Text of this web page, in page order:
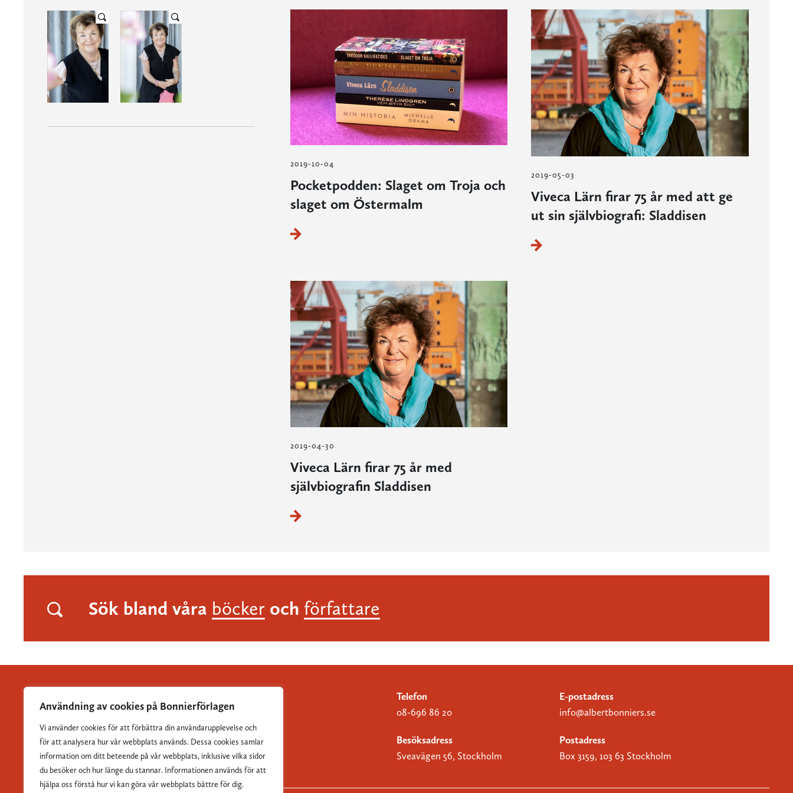
Användning av cookies på Bonnierförlagen
Vi använder cookies för att förbättra din användarupplevelse och
för att analysera hur vår webbplats används. Dessa cookies samlar
information om ditt beteende på vår webbplats, inklusive vilka sidor
du besöker och hur länge du stannar. Informationen används för att
hjälpa oss förstå hur vi kan göra vår webbplats bättre för dig.
2019-10-04
Pocketpodden: Slaget om Troja och
slaget om Östermalm
2019-05-03
Viveca Lärn firar 75 år med att ge
ut sin självbiografi: Sladdisen
2019-04-30
Viveca Lärn firar 75 år med
självbiografin Sladdisen
Sök bland våra böcker och författare
Albert Bonniers Förlag grundades 1837 och är Sveriges
största skönlitterära förlag.
Telefon
08-696 86 20
E-postadress
info@albertbonniers.se
Besöksadress
Sveavägen 56, Stockholm
Postadress
Box 3159, 103 63 Stockholm